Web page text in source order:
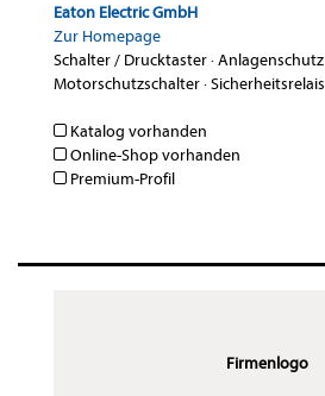
Eaton Electric GmbH
Zur Homepage
Schalter / Drucktaster·Anlagenschutz
Motorschutzschalter·Sicherheitsrelais
Katalog vorhanden
Online-Shop vorhanden
Premium-Profil
Firmenlogo